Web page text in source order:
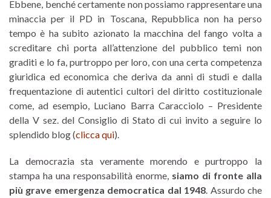
Ebbene, benché certamente non possiamo rappresentare una
minaccia per il PD in Toscana, Repubblica non ha perso
tempo è ha subito azionato la macchina del fango volta a
screditare chi porta all’attenzione del pubblico temi non
graditi e lo fa, purtroppo per loro, con una certa competenza
giuridica ed economica che deriva da anni di studi e dalla
frequentazione di autentici cultori del diritto costituzionale
come, ad esempio, Luciano Barra Caracciolo – Presidente
della V sez. del Consiglio di Stato di cui invito a seguire lo
splendido blog (clicca qui).
La democrazia sta veramente morendo e purtroppo la
stampa ha una responsabilità enorme, siamo di fronte alla
più grave emergenza democratica dal 1948. Assurdo che